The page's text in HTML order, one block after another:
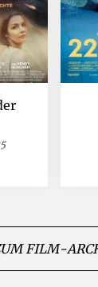
FILM-